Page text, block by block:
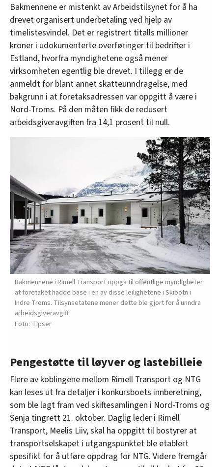
Bakmennene er mistenkt av Arbeidstilsynet for å ha
drevet organisert underbetaling ved hjelp av
timelistesvindel. Det er registrert titalls millioner
kroner i udokumenterte overføringer til bedrifter i
Estland, hvorfra myndighetene også mener
virksomheten egentlig ble drevet. I tillegg er de
anmeldt for blant annet skatteunndragelse, med
bakgrunn i at foretaksadressen var oppgitt å være i
Nord-Troms. På den måten fikk de redusert
arbeidsgiveravgiften fra 14,1 prosent til null.
Bakmennene i Rimell Transport oppga til offentlige myndigheter
at foretaket hadde base i en av disse leilighetene i Skibotn i
Indre Troms. Tilsynsetatene mener dette ble gjort for å unndra
arbeidsgiveravgift.
Tipser
Pengestøtte til løyver og lastebilleie
Flere av koblingene mellom Rimell Transport og NTG
kan leses ut fra detaljer i konkursboets innberetning,
som ble lagt fram ved skiftesamlingen i Nord-Troms og
Senja tingrett 21. oktober. Daglig leder i Rimell
Transport, Meelis Liiv, skal ha oppgitt til bostyrer at
transportselskapet i utgangspunktet ble etablert
spesifikt for å utføre oppdrag for NTG. Videre fremgår